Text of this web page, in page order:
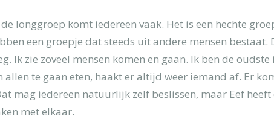
longgroep komt iedereen vaak. Het is een hechte
een groepje dat steeds uit andere mensen bestaat.
Ik zie zoveel mensen komen en gaan. Ik ben de
allen te gaan eten, haakt er altijd weer iemand af. Er
mag iedereen natuurlijk zelf beslissen, maar Eef
met elkaar.